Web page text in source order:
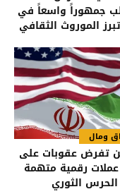
جمهوراً واسعاً في
الموروث الثقافي
ومال
تفرض عقوبات على
رقمية متهمة
الثوري